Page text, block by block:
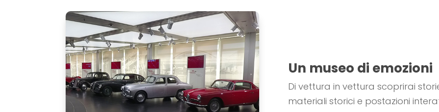
Un museo di emozioni
Di vettura in vettura scoprirai
materiali storici e postazioni